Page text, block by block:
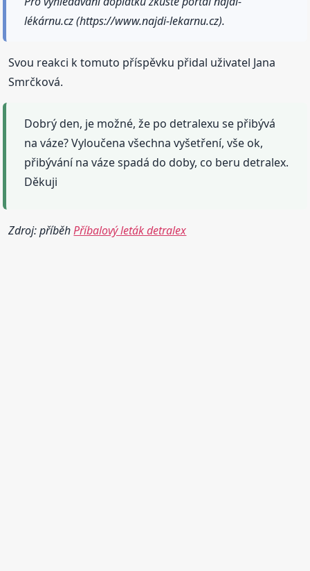
lékárnu.cz (https://www.najdi-lekarnu.cz).
Svou reakci k tomuto příspěvku přidal uživatel Jana
Smrčková.
Dobrý den, je možné, že po detralexu se přibývá
na váze? Vyloučena všechna vyšetření, vše ok,
přibývání na váze spadá do doby, co beru detralex.
Děkuji
Zdroj: příběhPříbalový leták detralex